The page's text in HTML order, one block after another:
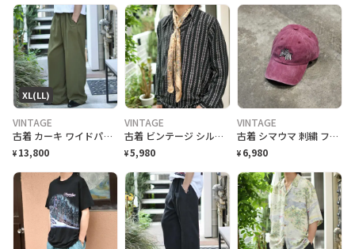
XL(LL)
VINTAGE
古着 カーキ ワイドパンツ スラックス タックパンツ 緑 グリーン
¥ 13,800
VINTAGE
古着 ビンテージ シルク スカーフ バンダナ ペイズリー柄 ベージュ
¥5,980
VINTAGE
古着 シマウマ 刺繍 フェード 6パネル ベースボールキャップ 帽子 キャップ
¥ 6,980